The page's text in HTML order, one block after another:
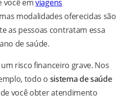
você emviagens
modalidades oferecidas são
as pessoas contratam essa
de saúde.
risco financeiro grave. Nos
todo o sistema de saúde
você obter atendimento